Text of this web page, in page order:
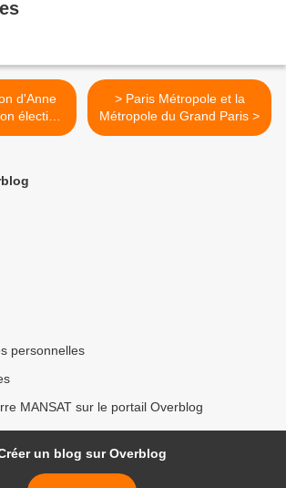
élection
> Paris Métropole et la
Métropole du Grand Paris >
personnelles
MANSAT sur le portail Overblog
un blog sur Overblog